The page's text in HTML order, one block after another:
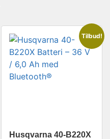
Tilbud!
Husqvarna 40-B220X